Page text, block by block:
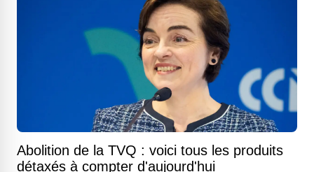
Abolition de la TVQ : voici tous les produits
détaxés à compter d'aujourd'hui